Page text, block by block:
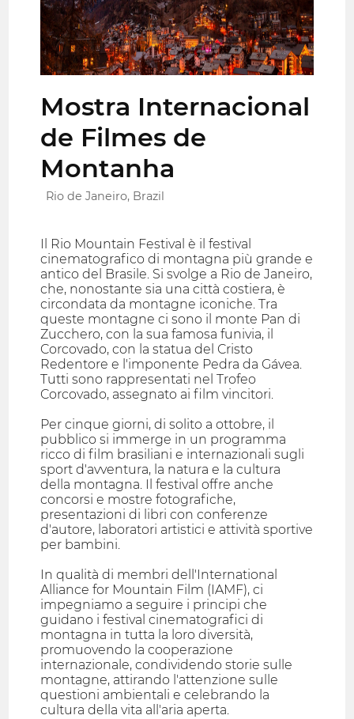
Mostra Internacional
de Filmes de
Montanha
Rio de Janeiro, Brazil
Il Rio Mountain Festival è il festival
cinematografico di montagna più grande e
antico del Brasile. Si svolge a Rio de Janeiro,
che, nonostante sia una città costiera, è
circondata da montagne iconiche. Tra
queste montagne ci sono il monte Pan di
Zucchero, con la sua famosa funivia, il
Corcovado, con la statua del Cristo
Redentore e l'imponente Pedra da Gávea.
Tutti sono rappresentati nel Trofeo
Corcovado, assegnato ai film vincitori.
Per cinque giorni, di solito a ottobre, il
pubblico si immerge in un programma
ricco di film brasiliani e internazionali sugli
sport d'avventura, la natura e la cultura
della montagna. Il festival offre anche
concorsi e mostre fotografiche,
presentazioni di libri con conferenze
d'autore, laboratori artistici e attività sportive
per bambini.
In qualità di membri dell'International
Alliance for Mountain Film (IAMF), ci
impegniamo a seguire i principi che
guidano i festival cinematografici di
montagna in tutta la loro diversità,
promuovendo la cooperazione
internazionale, condividendo storie sulle
montagne, attirando l'attenzione sulle
questioni ambientali e celebrando la
cultura della vita all'aria aperta.